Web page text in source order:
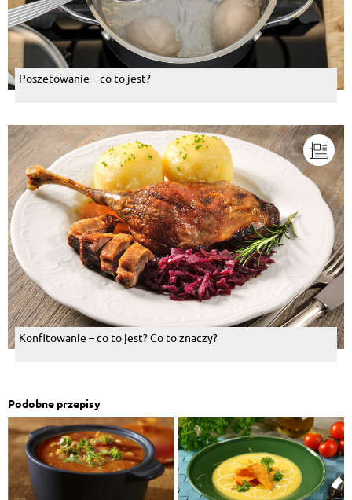
Poszetowanie – co to jest?
Konfitowanie – co to jest? Co to znaczy?
Podobne przepisy